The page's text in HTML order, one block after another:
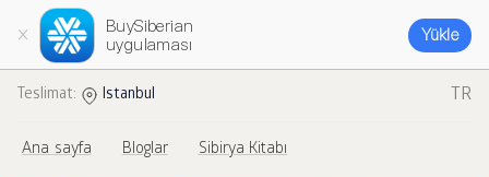
BuySiberian
uygulaması
Yükle
Teslimat: Istanbul TR
Ana sayfa Bloglar Sibirya Kitabı